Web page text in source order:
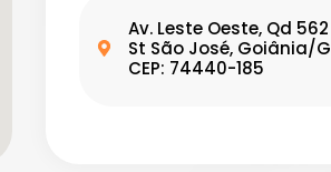
Av. Leste Oeste, Qd
St São José, Goiânia/
CEP: 74440-185